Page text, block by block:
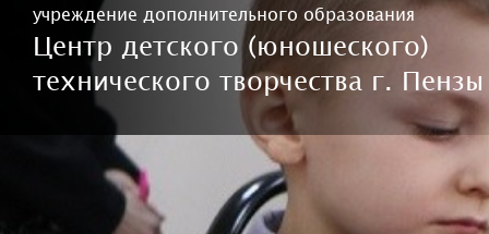
учреждение дополнительного образования
Центр детского (юношеского)
технического творчества г. Пензы